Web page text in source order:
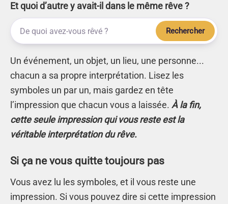
Et quoi d’autre y avait-il dans le même rêve ?
Rechercher
Un événement, un objet, un lieu, une personne...
chacun a sa propre interprétation. Lisez les
symboles un par un, mais gardez en tête
l’impression que chacun vous a laissée. À la fin,
cette seule impression qui vous reste est la
véritable interprétation du rêve.
Si ça ne vous quitte toujours pas
Vous avez lu les symboles, et il vous reste une
impression. Si vous pouvez dire si cette impression